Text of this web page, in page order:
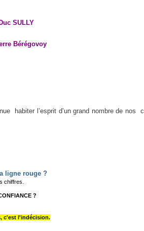
SULLY
Bérégovoy
habiter l’esprit d’un grand nombre de nos
ligne rouge ?
chiffres.
?
c'est l'indécision.